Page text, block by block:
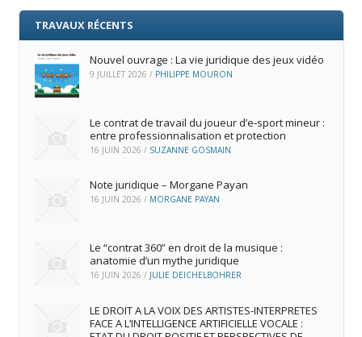
TRAVAUX RÉCENTS
Nouvel ouvrage : La vie juridique des jeux vidéo
9 JUILLET 2026 / PHILIPPE MOURON
Le contrat de travail du joueur d’e‑sport mineur :
entre professionnalisation et protection
16 JUIN 2026 / SUZANNE GOSMAIN
Note juridique – Morgane Payan
16 JUIN 2026 / MORGANE PAYAN
Le “contrat 360” en droit de la musique :
anatomie d’un mythe juridique
16 JUIN 2026 / JULIE DEICHELBOHRER
LE DROIT A LA VOIX DES ARTISTES-INTERPRETES
FACE A L’INTELLIGENCE ARTIFICIELLE VOCALE :